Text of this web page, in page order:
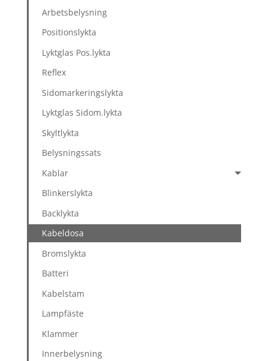
Arbetsbelysning
Positionslykta
Lyktglas Pos.lykta
Reflex
Sidomarkeringslykta
Lyktglas Sidom.lykta
Skyltlykta
Belysningssats
Kablar
Blinkerslykta
Backlykta
Kabeldosa
Bromslykta
Batteri
Kabelstam
Lampfäste
Klammer
Innerbelysning